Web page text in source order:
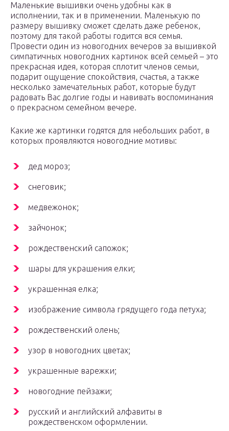
Маленькие вышивки очень удобны как в
исполнении, так и в применении. Маленькую по
размеру вышивку сможет сделать даже ребенок,
поэтому для такой работы годится вся семья.
Провести один из новогодних вечеров за вышивкой
симпатичных новогодних картинок всей семьей – это
прекрасная идея, которая сплотит членов семьи,
подарит ощущение спокойствия, счастья, а также
несколько замечательных работ, которые будут
радовать Вас долгие годы и навивать воспоминания
о прекрасном семейном вечере.
Какие же картинки годятся для небольших работ, в
которых проявляются новогодние мотивы:
дед мороз;
снеговик;
медвежонок;
зайчонок;
рождественский сапожок;
шары для украшения елки;
украшенная елка;
изображение символа грядущего года петуха;
рождественский олень;
узор в новогодних цветах;
украшенные варежки;
новогодние пейзажи;
русский и английский алфавиты в
рождественском оформлении.